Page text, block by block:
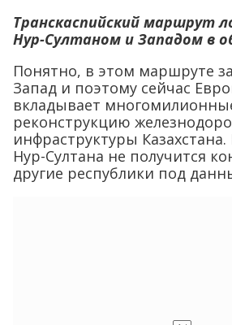
Транскаспийский маршрут
Нур-Султаном и Западом в
Понятно, в этом маршруте
Запад и поэтому сейчас
вкладывает
реконструкцию
инфраструктуры
Нур-Султана не получится
другие республики под